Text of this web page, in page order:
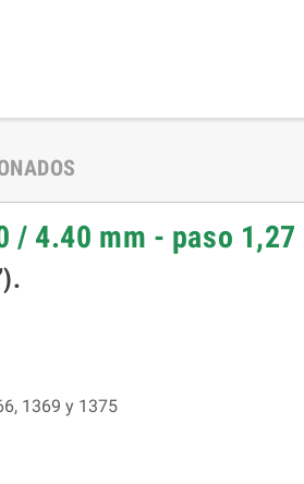
/ 4.40 mm - paso 1,27
1369 y 1375